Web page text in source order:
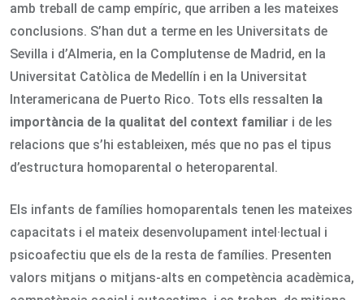
amb treball de camp empíric, que arriben a les mateixes
conclusions. S’han dut a terme en les Universitats de
Sevilla i d’Almeria, en la Complutense de Madrid, en la
Universitat Catòlica de Medellín i en la Universitat
Interamericana de Puerto Rico. Tots ells ressalten la
importància de la qualitat del context familiar i de les
relacions que s’hi estableixen, més que no pas el tipus
d’estructura homoparental o heteroparental.
Els infants de famílies homoparentals tenen les mateixes
capacitats i el mateix desenvolupament intel·lectual i
psicoafectiu que els de la resta de famílies. Presenten
valors mitjans o mitjans-alts en competència acadèmica,